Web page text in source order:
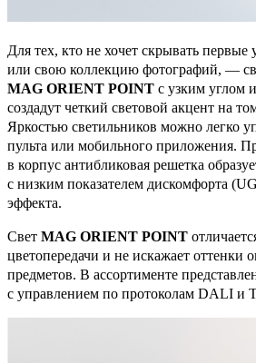
Для тех, кто не хочет скрывать первые
или свою коллекцию фотографий, —
MAG ORIENT POINT с узким углом
создадут четкий световой акцент на
Яркостью светильников можно легко
пульта или мобильного приложения.
в корпус антибликовая решетка
с низким показателем дискомфорта
эффекта.
Свет MAG ORIENT POINT
цветопередачи и не искажает оттенки
предметов. В ассортименте
с управлением по протоколам DALI и